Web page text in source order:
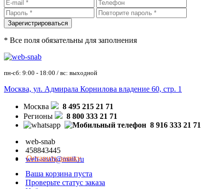
* Все поля обязательны для заполнения
пн-сб: 9:00 - 18:00 / вс: выходной
Москва, ул. Адмирала Корнилова владение 60, стр. 1
Москва
8 495 215 21 71
Регионы
8 800 333 21 71
8 916 333 21 71
web-snab
458843445
web-snab@mail.ru
Оставить заявку
Ваша корзина пуста
Проверьте статус заказа